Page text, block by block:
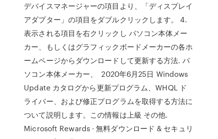
デバイスマネージャーの項目より、「ディスプレイ
アダプター」の項目をダブルクリックします。 4.
表示される項目を右クリックし パソコン本体メー
カー、もしくはグラフィックボードメーカーの各ホ
ームページからダウンロードして更新する方法. パ
ソコン本体メーカー、 2020年6月25日 Windows
Update カタログから更新プログラム、WHQL ド
ライバー、および修正プログラムを取得する方法に
ついて説明します。この情報は上級 その他.
Microsoft Rewards · 無料ダウンロード & セキュリ